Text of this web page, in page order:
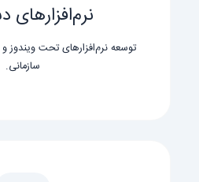
توسعه نرم‌افزارهای تحت ویندوز
سازمانی.